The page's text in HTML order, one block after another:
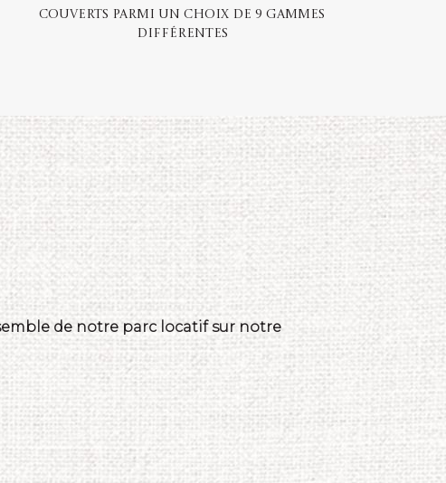
Couverts parmi un choix de 9 gammes
différentes
de notre parc locatif sur notre